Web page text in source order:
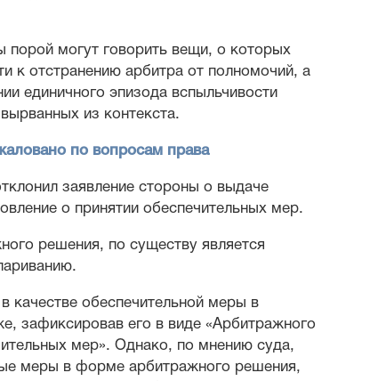
порой могут говорить вещи, о которых
к отстранению арбитра от полномочий, а
единичного эпизода вспыльчивости
из контекста.
по вопросам права
заявление стороны о выдаче
о принятии обеспечительных мер.
решения, по существу является
качестве обеспечительной меры в
зафиксировав его в виде «Арбитражного
мер». Однако, по мнению суда,
меры в форме арбитражного решения,